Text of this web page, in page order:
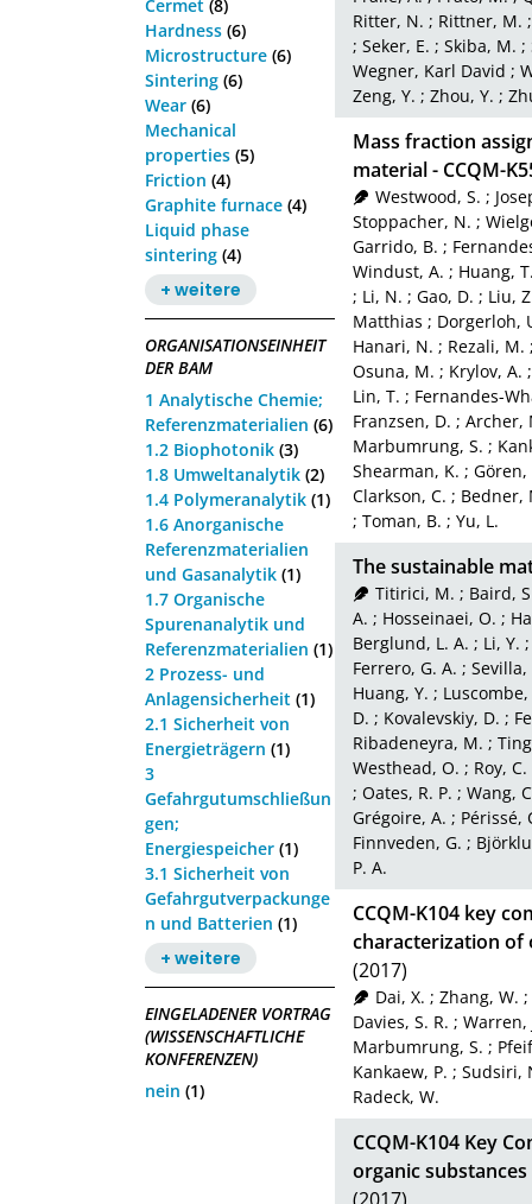
Cermet (8)
Hardness (6)
Microstructure (6)
Sintering (6)
Wear (6)
Mechanical
properties (5)
Friction (4)
Graphite furnace (4)
Liquid phase
sintering (4)
+ weitere
ORGANISATIONSEINHEIT
DER BAM
1 Analytische Chemie;
Referenzmaterialien (6)
1.2 Biophotonik (3)
1.8 Umweltanalytik (2)
1.4 Polymeranalytik (1)
1.6 Anorganische
Referenzmaterialien
und Gasanalytik (1)
1.7 Organische
Spurenanalytik und
Referenzmaterialien (1)
2 Prozess- und
Anlagensicherheit (1)
2.1 Sicherheit von
Energieträgern (1)
3
Gefahrgutumschließun
gen;
Energiespeicher (1)
3.1 Sicherheit von
Gefahrgutverpackunge
n und Batterien (1)
+ weitere
EINGELADENER VORTRAG
(WISSENSCHAFTLICHE
KONFERENZEN)
nein (1)
Ritter, N. ; Rittner, M.
; Seker, E. ; Skiba, M. ;
Wegner, Karl David ;
Zeng, Y. ; Zhou, Y. ;
Mass fraction
material - CCQM-
Westwood, S. ;
Stoppacher, N. ;
Garrido, B. ;
Windust, A. ; Huang,
; Li, N. ; Gao, D. ; Liu,
Matthias ; Dorgerloh,
Hanari, N. ; Rezali, M.
Osuna, M. ; Krylov, A.
Lin, T. ; Fernandes-
Franzsen, D. ; Archer,
Marbumrung, S. ;
Shearman, K. ; Gören,
Clarkson, C. ; Bedner,
; Toman, B. ; Yu, L.
The sustainable
Titirici, M. ; Baird,
A. ; Hosseinaei, O. ;
Berglund, L. A. ; Li, Y.
Ferrero, G. A. ; Sevilla,
Huang, Y. ; Luscombe,
D. ; Kovalevskiy, D. ;
Ribadeneyra, M. ;
Westhead, O. ; Roy, C.
; Oates, R. P. ; Wang,
Grégoire, A. ; Périssé,
Finnveden, G. ;
P. A.
CCQM-K104 key
characterization of
(2017)
Dai, X. ; Zhang, W. ;
Davies, S. R. ; Warren,
Marbumrung, S. ;
Kankaew, P. ; Sudsiri,
Radeck, W.
CCQM-K104 Key
organic